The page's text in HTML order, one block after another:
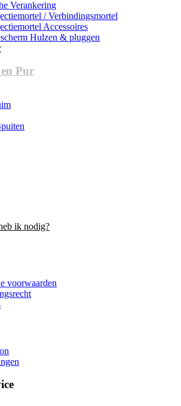
Verankering
/ Verbindingsmortel
Accessoires
Hulzen & pluggen
Pur
ik nodig?
voorwaarden